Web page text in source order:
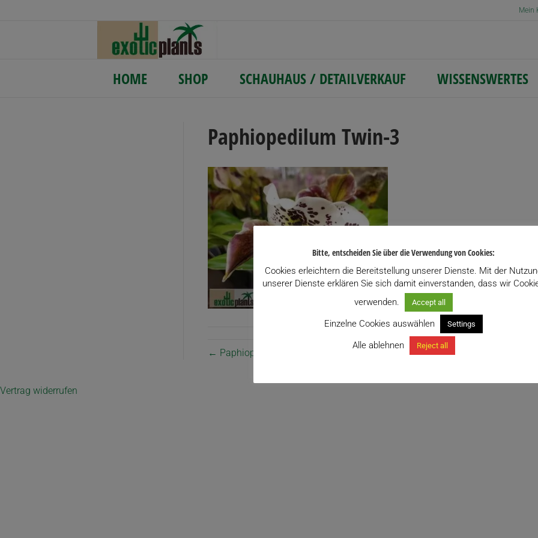
Mein
HOME SHOP SCHAUHAUS / DETAILVERKAUF WISSENSWERTES
Paphiopedilum Twin-3
← Paphiopedilum Hybride mit Blütenmissbildung
Vertrag widerrufen
Bitte, entscheiden Sie über die Verwendung von Cookies:
Cookies erleichtern die Bereitstellung unserer Dienste. Mit der
unserer Dienste erklären Sie sich damit einverstanden, dass wir
verwenden.
Accept all
Einzelne Cookies auswählen Settings
Alle ablehnen Reject all